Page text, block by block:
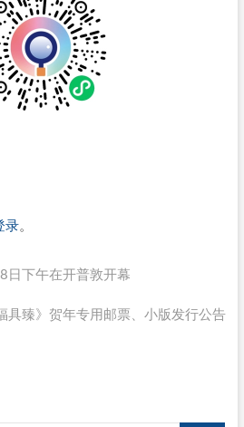
录。
日下午在开普敦开幕
具臻》贺年专用邮票、小版发行公告